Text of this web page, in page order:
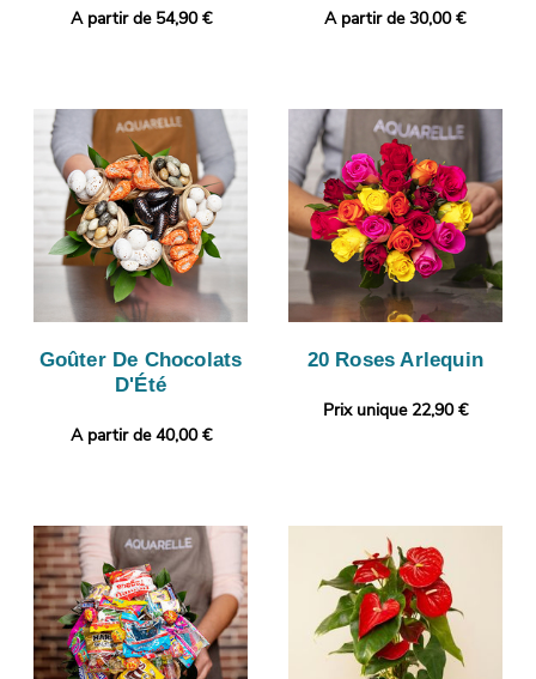
A partir de 54,90 € A partir de 30,00 €
Goûter De Chocolats
D'Été
A partir de 40,00 €
20 Roses Arlequin
Prix unique 22,90 €